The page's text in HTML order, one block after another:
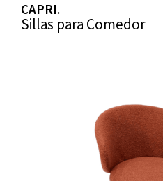
CAPRI.
Sillas para Comedor